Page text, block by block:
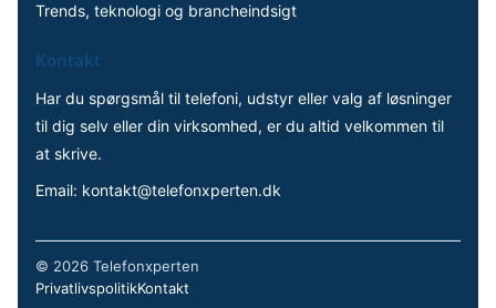
Trends, teknologi og brancheindsigt
Kontakt
Har du spørgsmål til telefoni, udstyr eller valg af løsninger
til dig selv eller din virksomhed, er du altid velkommen til
at skrive.
Email: kontakt@telefonxperten.dk
© 2026 Telefonxperten
PrivatlivspolitikKontakt